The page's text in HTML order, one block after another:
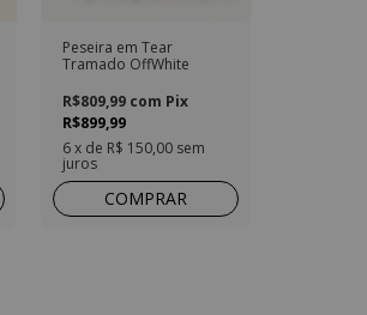
Peseira em Tear
Tramado OffWhite
R$899,99
R$809,99 com Pix
6x de R$ 150,00 sem
juros
COMPRAR